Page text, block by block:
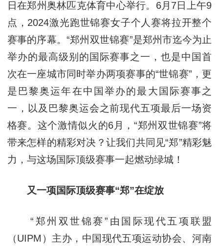
日在郑州奥林匹克体育中心举行。6月7日上午9
点，2024激光跑世锦赛女子个人赛将拉开整个
赛事的序幕。“郑州双世锦赛”是郑州市迄今为止
举办的最高级别的国际赛事之一，也是中国首
次在一座城市同时举办两项赛事的“世锦赛”，更
是巴黎奥运年在中国举办的最大国际赛事之
一，以及巴黎奥运会之前现代五项最后一场资
格赛。这个激情似火的6月，“郑州双世锦赛”将
带来怎样的精彩对决？让我们共同见“郑”精彩魅
力，与这场国际顶级赛事一起燃动绿城！
又一项国际顶级赛事“郑”在绽放
“郑州双世锦赛”由国际现代五项联盟
（UIPM）主办，中国现代五项运动协会、河南